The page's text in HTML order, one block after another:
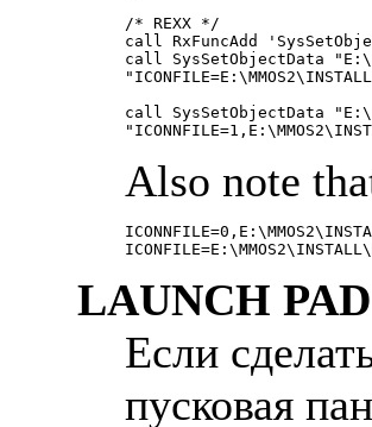
/* REXX */
call RxFuncAdd
call SysSetObjectData
call SysSetObjectData
Also note
LAUNCH PAD
Если
пусковая